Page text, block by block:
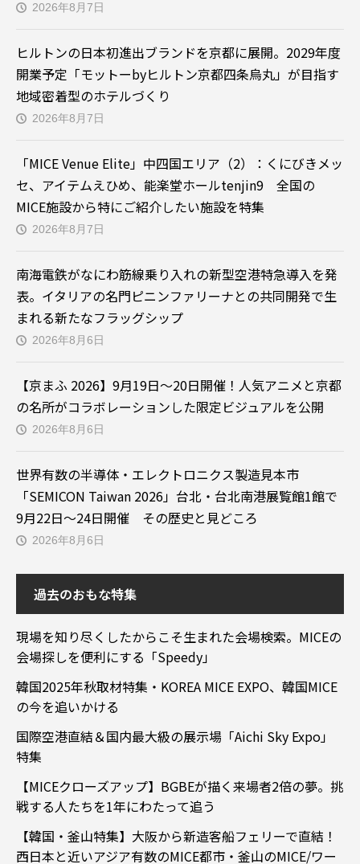
2026年8月7日
ヒルトンの日本初進出ブランドを京都に展開。2029年度
開業予定「モットーbyヒルトン京都四条烏丸」が目指す
地域密着型のホテルづくり
2026年8月7日
「MICE Venue Elite」中四国エリア（2）：くにびきメッ
セ、アイテムえひめ、能楽堂ホールtenjin9 全国の
MICE施設から特にご紹介したい施設を特集
2026年8月7日
南海電鉄がなにわ筋線乗り入れの新型空港特急導入を発
表。イタリアの名門ピニンファリーナとの共同開発で生
まれる新たなフラッグシップ
2026年8月6日
【京まふ 2026】9月19日～20日開催！人気アニメと京都
の名所がコラボレーションした限定ビジュアルを公開
2026年8月6日
世界有数の半導体・エレクトロニクス製造見本市
「SEMICON Taiwan 2026」台北・台北南港展覧館1館で
9月22日～24日開催 その歴史と見どころ
2026年8月6日
過去のおもな特集
現場を知り尽くしたからこそ生まれた会場検索。MICEの
会場探しを便利にする「Speedy」
韓国2025年秋取材特集・KOREA MICE EXPO、韓国MICE
の今を追いかける
国際空港直結＆国内最大級の展示場「Aichi Sky Expo」
特集
【MICEクローズアップ】BGBEが描く来場者2倍の夢。挑
戦する人たちを1年にわたって追う
【韓国・釜山特集】大阪から新造客船フェリーで直結！
西日本と近いアジア有数のMICE都市・釜山のMICE/ワー